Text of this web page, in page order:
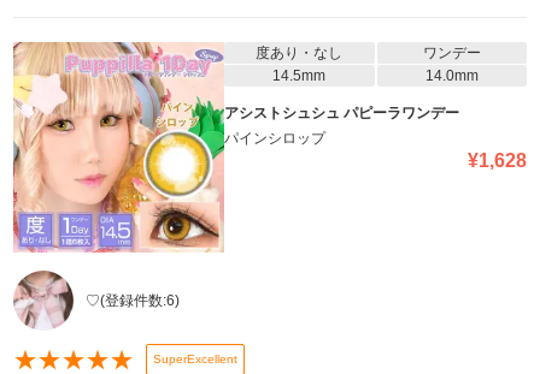
度あり・なし
ワンデー
14.5mm
14.0mm
アシストシュシュ パピーラワンデー
パインシロップ
¥1,628
♡(登録件数:6)
★★★★★ SuperExcellent